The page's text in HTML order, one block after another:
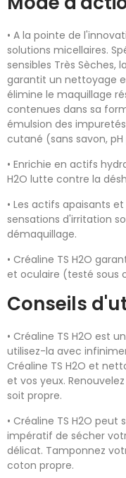
• A la pointe de
solutions micellaires.
sensibles Très Sèches,
garantit un nettoyage
élimine le maquillage
contenues dans sa
émulsion des
cutané (sans savon,
• Enrichie en actifs
H2O lutte contre la
• Les actifs apaisants
sensations d'irritation
démaquillage.
• Créaline TS H2O
et oculaire (testé sous
Conseils
• Créaline TS H2O est
utilisez-la avec
Créaline TS H2O et
et vos yeux.
soit propre.
• Créaline TS H2O
impératif de sécher
délicat. Tamponnez
coton propre.